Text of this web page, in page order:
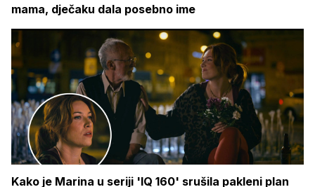
mama, dječaku dala posebno ime
Kako je Marina u seriji 'IQ 160' srušila pakleni plan